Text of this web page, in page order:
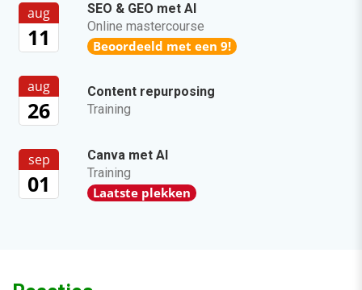
aug
11
SEO & GEO met AI
Online mastercourse
Beoordeeld met een 9!
aug
26
Content repurposing
Training
sep
01
Canva met AI
Training
Laatste plekken